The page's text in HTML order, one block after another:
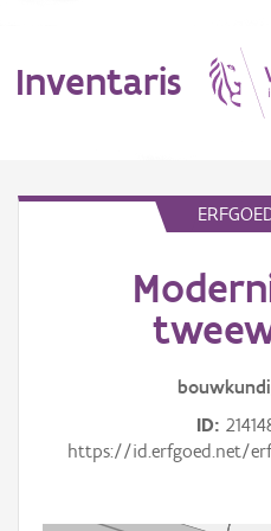
Inventaris
ID
https://id.erfgoed.net/